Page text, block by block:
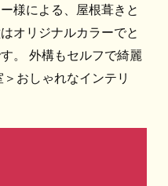
様による、屋根葺きと
オリジナルカラーでと
。 外構もセルフで綺麗
おしゃれなインテリ